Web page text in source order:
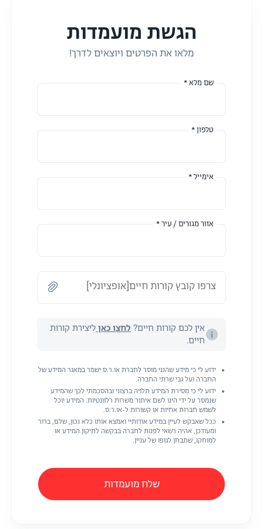
הגשת מועמדות
מלאו את הפרטים ויוצאים לדרך!
שם מלא *
טלפון *
אימייל *
אזור מגורים / עיר *
צרפו קובץ קורות חיים[אופציונלי]
אין לכם קורות חיים? לחצו כאן ליצירת קורות
חיים.
ידוע לי כי מידע שהנני מוסר לחברת או.ר.ס ישמר במאגר המידע של
החברה ועל גבי שרתי החברה.
ידוע לי כי מסירת המידע תלויה ברצוני ובהסכמתי לכך שהמידע
שנמסר על ידי הינו לשם איתור משרות רלוונטיות. המידע יוכל
לשמש חברות אחיות או קשורות ל-או.ר.ס.
ככל שאבקש לעיין במידע אודותיי ואמצא אותו כלא נכון, שלם, ברור
ומעודכן, אהיה רשאי לפנות לחברה בבקשה לתיקון המידע או
למוחקו, שתבחן לגופו של עניין.
שלח מועמדות